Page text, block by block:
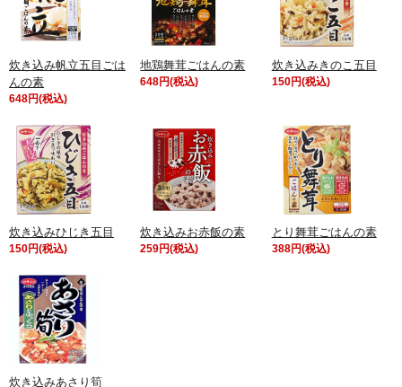
炊き込み帆立五目ごは
んの素
648円(税込)
地鶏舞茸ごはんの素
648円(税込)
炊き込みきのこ五目
150円(税込)
炊き込みひじき五目
150円(税込)
炊き込みお赤飯の素
259円(税込)
とり舞茸ごはんの素
388円(税込)
炊き込みあさり筍